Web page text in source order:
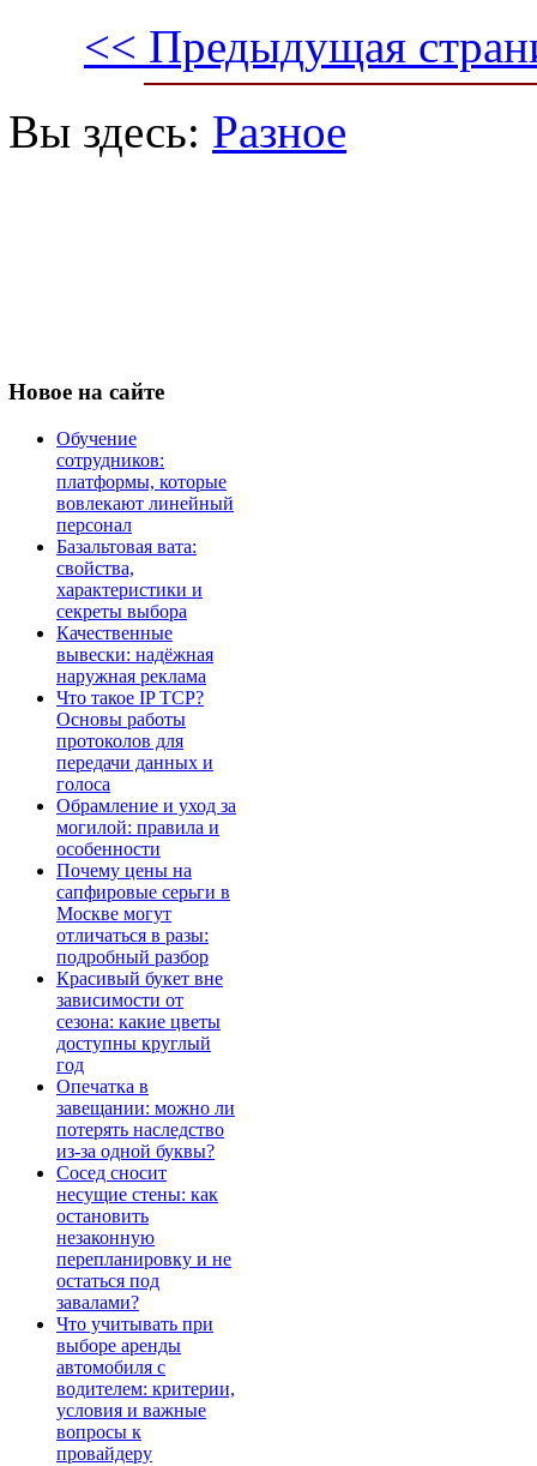
<< Предыдущая
Вы здесь: Разное
Новое на сайте
Обучение
сотрудников:
платформы, которые
вовлекают линейный
персонал
Базальтовая вата:
свойства,
характеристики и
секреты выбора
Качественные
вывески: надёжная
наружная реклама
Что такое IP TCP?
Основы работы
протоколов для
передачи данных и
голоса
Обрамление и уход за
могилой: правила и
особенности
Почему цены на
сапфировые серьги в
Москве могут
отличаться в разы:
подробный разбор
Красивый букет вне
зависимости от
сезона: какие цветы
доступны круглый
год
Опечатка в
завещании: можно ли
потерять наследство
из-за одной буквы?
Сосед сносит
несущие стены: как
остановить
незаконную
перепланировку и не
остаться под
завалами?
Что учитывать при
выборе аренды
автомобиля с
водителем: критерии,
условия и важные
вопросы к
провайдеру